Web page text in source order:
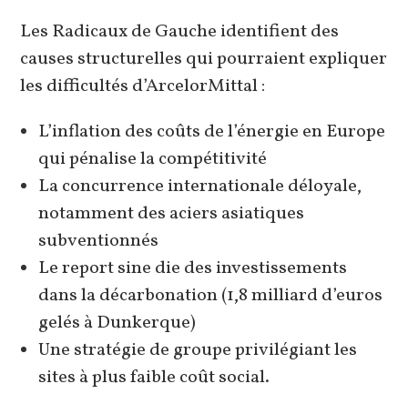
Les Radicaux de Gauche identifient des
causes structurelles qui pourraient expliquer
les difficultés d’ArcelorMittal :
L’inflation des coûts de l’énergie en Europe
qui pénalise la compétitivité
La concurrence internationale déloyale,
notamment des aciers asiatiques
subventionnés
Le report sine die des investissements
dans la décarbonation (1,8 milliard d’euros
gelés à Dunkerque)
Une stratégie de groupe privilégiant les
sites à plus faible coût social.